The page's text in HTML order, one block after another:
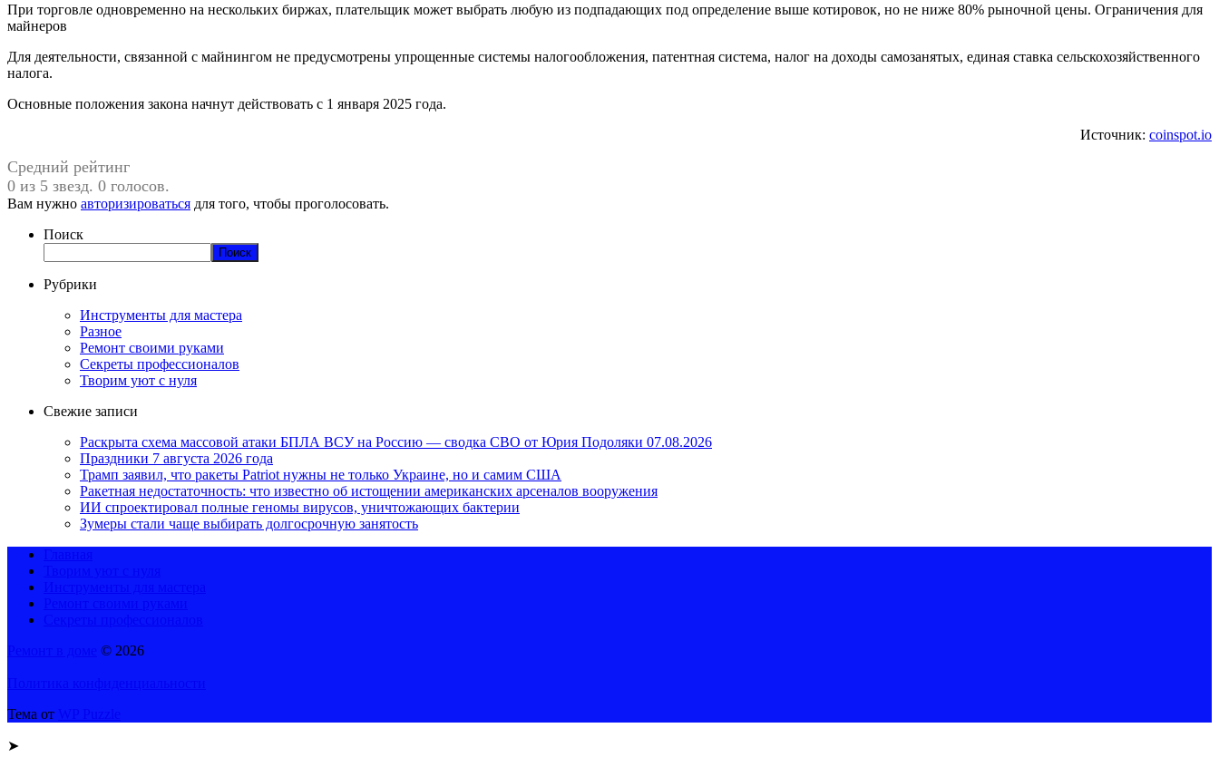
При торговле одновременно на нескольких биржах, плательщик может выбрать любую из подпадающих под определение выше котировок, но не ниже 80% рыночной цены. Ограничения для
майнеров
Для деятельности, связанной с майнингом не предусмотрены упрощенные системы налогообложения, патентная система, налог на доходы самозанятых, единая ставка сельскохозяйственного
налога.
Основные положения закона начнут действовать с 1 января 2025 года.
Источник: coinspot.io
Средний рейтинг
0 из 5 звезд. 0 голосов.
Вам нужно авторизироваться для того, чтобы проголосовать.
Поиск
Поиск
Рубрики
Инструменты для мастера
Разное
Ремонт своими руками
Секреты профессионалов
Творим уют с нуля
Свежие записи
Раскрыта схема массовой атаки БПЛА ВСУ на Россию — сводка СВО от Юрия Подоляки 07.08.2026
Праздники 7 августа 2026 года
Трамп заявил, что ракеты Patriot нужны не только Украине, но и самим США
Ракетная недостаточность: что известно об истощении американских арсеналов вооружения
ИИ спроектировал полные геномы вирусов, уничтожающих бактерии
Зумеры стали чаще выбирать долгосрочную занятость
© 2026
Тема от
➤